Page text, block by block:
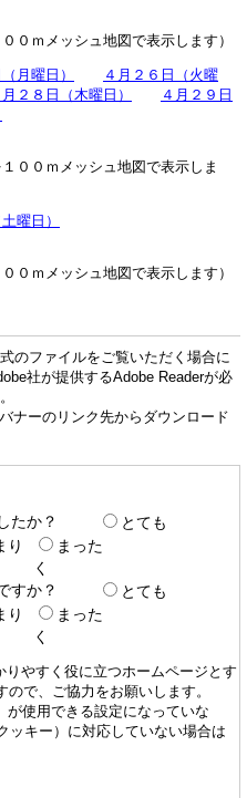
０ｍメッシュ地図で表示します）
月曜日）
４月２６日（火曜
月２８日（木曜日）
４月２９日
００ｍメッシュ地図で表示しま
曜日）
０ｍメッシュ地図で表示します）
のファイルをご覧いただく場合に
社が提供するAdobe Readerが必
ナーのリンク先からダウンロード
たか？
とても
り
まった
く
すか？
とても
り
まった
く
やすく役に立つホームページとす
ので、ご協力をお願いします。
使用できる設定になっていな
ッキー）に対応していない場合は